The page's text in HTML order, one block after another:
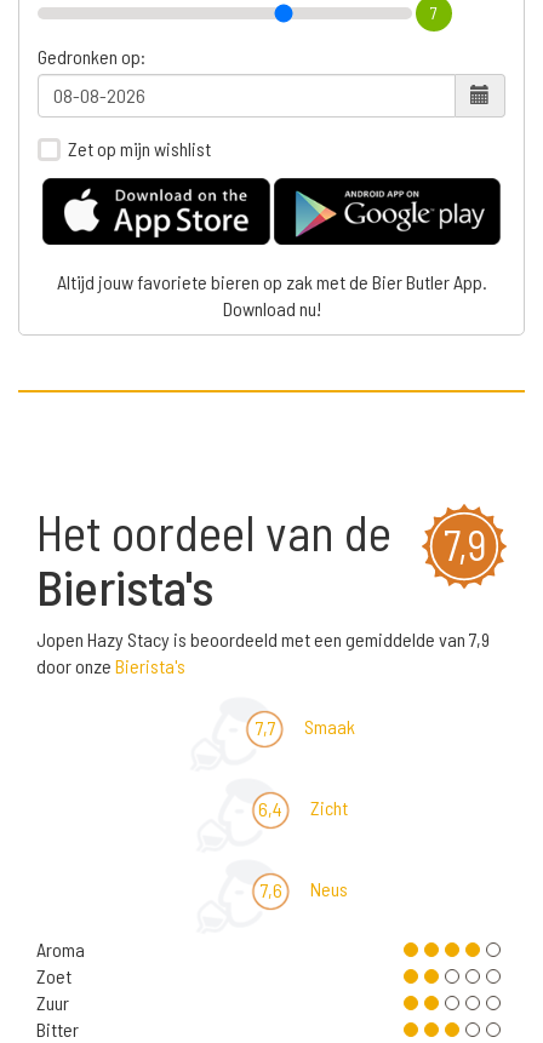
7
Gedronken op:
Zet op mijn wishlist
Altijd jouw favoriete bieren op zak met de Bier Butler App.
Download nu!
7,9
Het oordeel van de
Bierista's
Jopen Hazy Stacy is beoordeeld met een gemiddelde van 7,9
door onze Bierista's
7,7 Smaak
6,4 Zicht
7,6 Neus
Aroma
Zoet
Zuur
Bitter